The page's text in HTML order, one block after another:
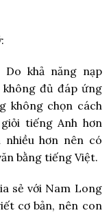
Do khả năng nạp
đủ đáp ứng
không chọn cách
tiếng Anh hơn
hơn nên có
bằng tiếng Việt.
sẻ với Nam Long
cơ bản, nên con